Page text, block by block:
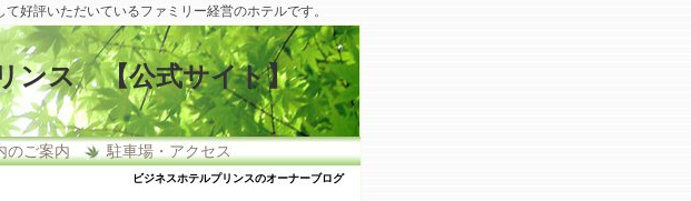
好評いただいているファミリー経営のホテルです。
ンス 【公式サイト】
のご案内
駐車場・アクセス
ビジネスホテルプリンスのオーナーブログ